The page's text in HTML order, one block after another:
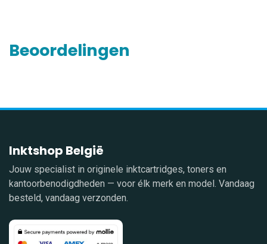
Beoordelingen
Inktshop België
Jouw specialist in originele inktcartridges, toners en
kantoorbenodigdheden — voor élk merk en model. Vandaag
besteld, vandaag verzonden.